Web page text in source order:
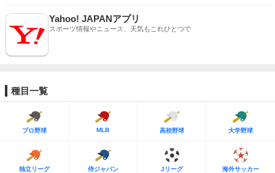
Yahoo! JAPANアプリ
スポーツ情報やニュース、天気もこれひとつで
種目一覧
プロ野球 MLB 高校野球 大学野球
独立リーグ 侍ジャパン Jリーグ 海外サッカー